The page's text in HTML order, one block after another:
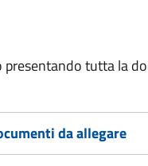
presentando tutta la
da allegare